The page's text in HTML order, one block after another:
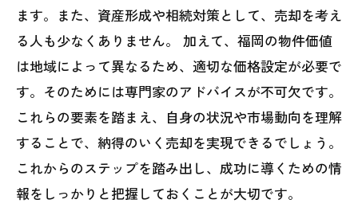
ます。また、資産形成や相続対策として、売却を考え
る人も少なくありません。 加えて、福岡の物件価値
は地域によって異なるため、適切な価格設定が必要で
す。そのためには専門家のアドバイスが不可欠です。
これらの要素を踏まえ、自身の状況や市場動向を理解
することで、納得のいく売却を実現できるでしょう。
これからのステップを踏み出し、成功に導くための情
報をしっかりと把握しておくことが大切です。